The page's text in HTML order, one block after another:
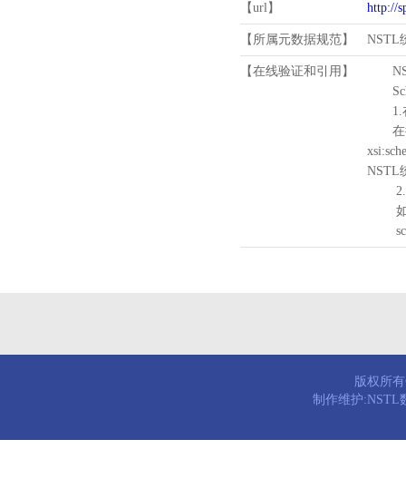
【url】 http://
【所属元数据规范】 NSTL
【在线验证和引用】
1.
在待
NSTL
2.
如需
版权所
制作维护:NSTL